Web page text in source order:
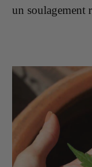
un soulagement